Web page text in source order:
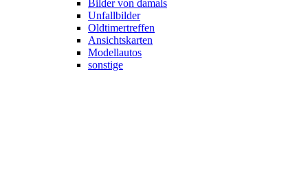
Bilder von damals
Unfallbilder
Oldtimertreffen
Ansichtskarten
Modellautos
sonstige